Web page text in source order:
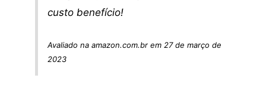
custo benefício!
Avaliado na amazon.com.br em 27 de março de
2023